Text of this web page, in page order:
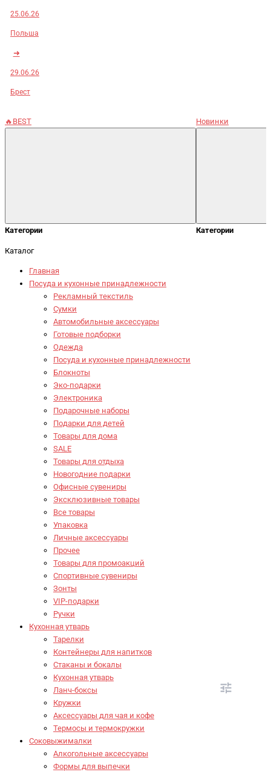
25.06.26
Польша
➜
29.06.26
Брест
🔥BEST
Категории
Новинки
Категории
Каталог
Главная
Посуда и кухонные принадлежности
Рекламный текстиль
Сумки
Автомобильные аксессуары
Готовые подборки
Одежда
Посуда и кухонные принадлежности
Блокноты
Эко-подарки
Электроника
Подарочные наборы
Подарки для детей
Товары для дома
SALE
Товары для отдыха
Новогодние подарки
Офисные сувениры
Эксклюзивные товары
Все товары
Упаковка
Личные аксессуары
Прочее
Товары для промоакций
Спортивные сувениры
Зонты
VIP-подарки
Ручки
Кухонная утварь
Тарелки
Контейнеры для напитков
Стаканы и бокалы
Кухонная утварь
Ланч-боксы
Кружки
Аксессуары для чая и кофе
Термосы и термокружки
Соковыжималки
Алкогольные аксессуары
Формы для выпечки